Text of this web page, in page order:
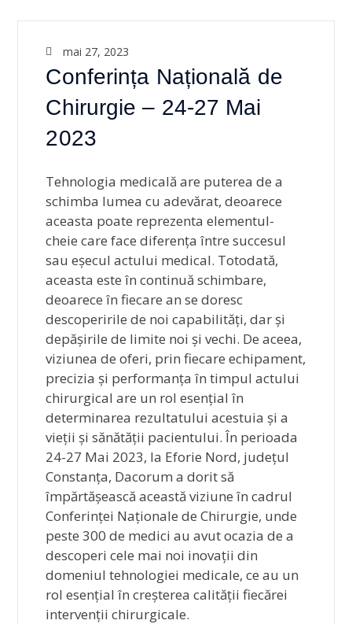
mai 27, 2023
Conferința Națională de
Chirurgie – 24-27 Mai
2023
Tehnologia medicală are puterea de a
schimba lumea cu adevărat, deoarece
aceasta poate reprezenta elementul-
cheie care face diferența între succesul
sau eșecul actului medical. Totodată,
aceasta este în continuă schimbare,
deoarece în fiecare an se doresc
descoperirile de noi capabilități, dar și
depășirile de limite noi și vechi. De aceea,
viziunea de oferi, prin fiecare echipament,
precizia și performanța în timpul actului
chirurgical are un rol esențial în
determinarea rezultatului acestuia și a
vieții și sănătății pacientului. În perioada
24-27 Mai 2023, la Eforie Nord, județul
Constanța, Dacorum a dorit să
împărtășească această viziune în cadrul
Conferinței Naționale de Chirurgie, unde
peste 300 de medici au avut ocazia de a
descoperi cele mai noi inovații din
domeniul tehnologiei medicale, ce au un
rol esențial în creșterea calității fiecărei
intervenții chirurgicale.